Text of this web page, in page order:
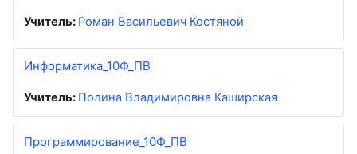
Учитель: Роман Васильевич Костяной
Информатика_10Ф_ПВ
Учитель: Полина Владимировна Каширская
Программирование_10Ф_ПВ